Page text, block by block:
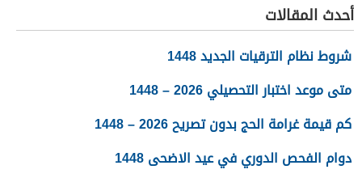
أحدث المقالات
شروط نظام الترقيات الجديد 1448
متى موعد اختبار التحصيلي 2026 – 1448
كم قيمة غرامة الحج بدون تصريح 2026 – 1448
دوام الفحص الدوري في عيد الاضحى 1448